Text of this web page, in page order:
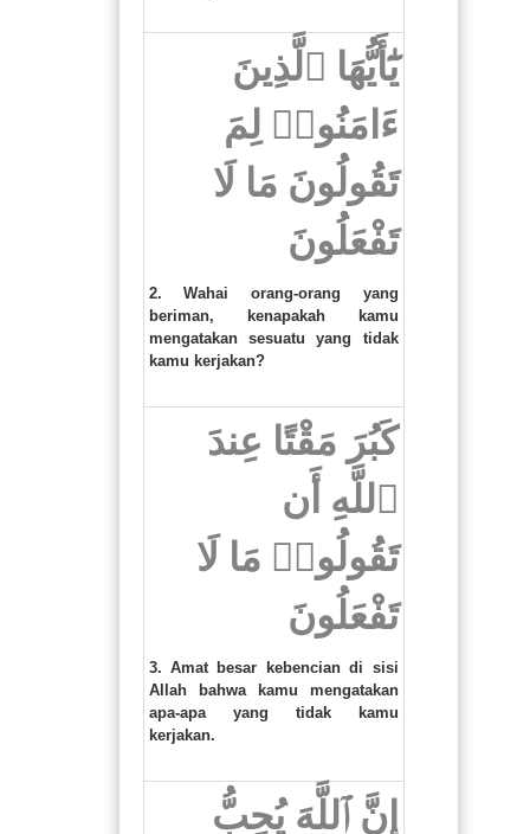
يَٰٓأَيُّهَا ٱلَّذِينَ
ءَامَنُوا۟ لِمَ
تَقُولُونَ مَا لَا
تَفْعَلُونَ
2. Wahai orang-orang yang
beriman, kenapakah kamu
mengatakan sesuatu yang tidak
kamu kerjakan?
كَبُرَ مَقْتًا عِندَ
ٱللَّهِ أَن
تَقُولُوا۟ مَا لَا
تَفْعَلُونَ
3. Amat besar kebencian di sisi
Allah bahwa kamu mengatakan
apa-apa yang tidak kamu
kerjakan.
إِنَّ ٱللَّهَ يُحِبُّ